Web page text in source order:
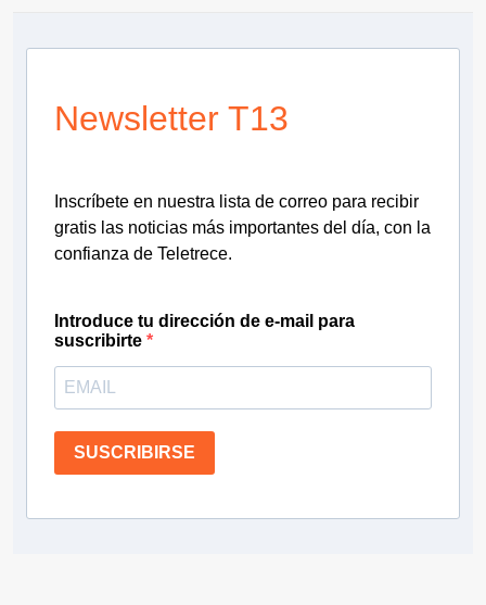
Newsletter T13
Inscríbete en nuestra lista de correo para recibir
gratis las noticias más importantes del día, con la
confianza de Teletrece.
Introduce tu dirección de e-mail para
suscribirte
SUSCRIBIRSE